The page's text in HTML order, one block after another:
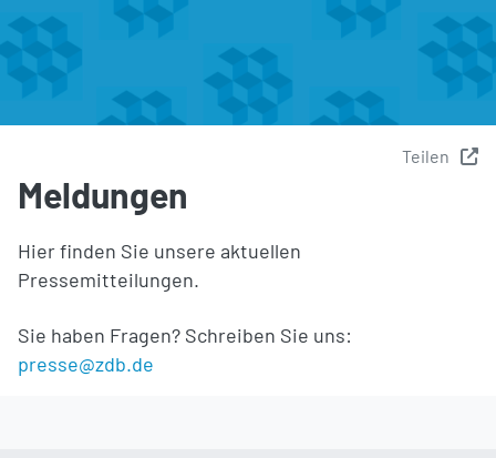
Teilen
Meldungen
Hier finden Sie unsere aktuellen
Pressemitteilungen.
Sie haben Fragen? Schreiben Sie uns:
presse@zdb.de